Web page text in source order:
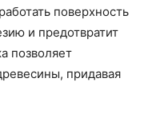
поверхность
и предотвратит
позволяет
придавая